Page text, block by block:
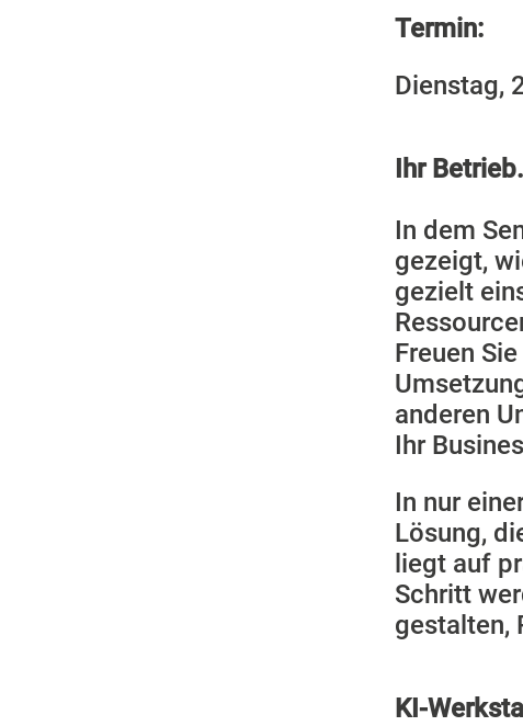
Termin:
Dienstag,
Ihr
In dem
gezeigt,
gezielt
Freuen
anderen
Ihr
In nur
Lösung,
liegt auf
Schritt
gestalten,
KI-